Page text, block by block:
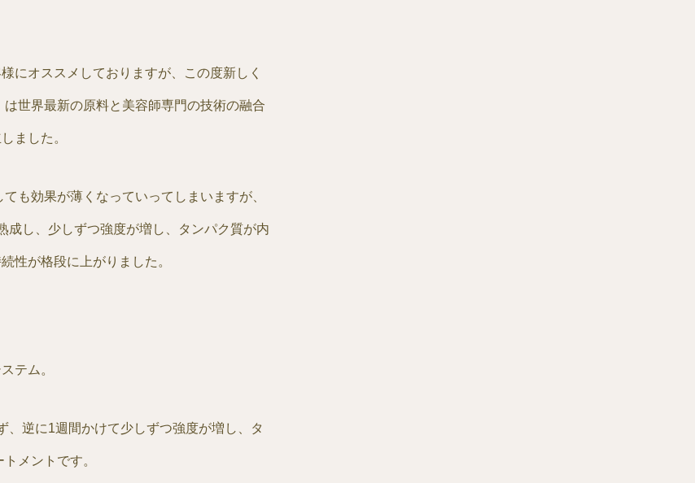
にオススメしておりますが、この度新しく
は世界最新の原料と美容師専門の技術の融合
ました。
も効果が薄くなっていってしまいますが、
成し、少しずつ強度が増し、タンパク質が内
性が格段に上がりました。
テム。
逆に1週間かけて少しずつ強度が増し、タ
メントです。